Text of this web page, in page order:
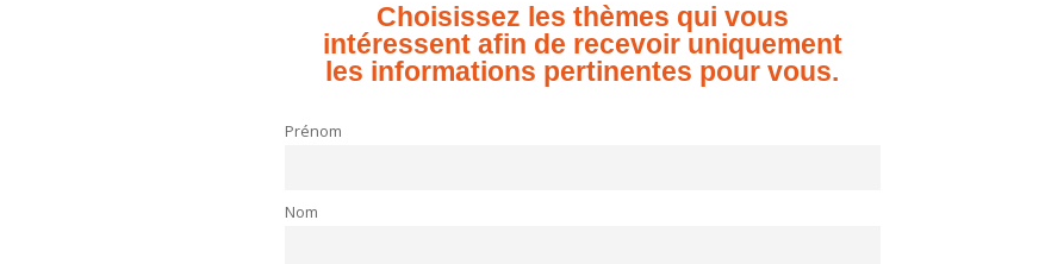
Choisissez les thèmes qui vous
intéressent afin de recevoir uniquement
les informations pertinentes pour vous.
Prénom
Nom